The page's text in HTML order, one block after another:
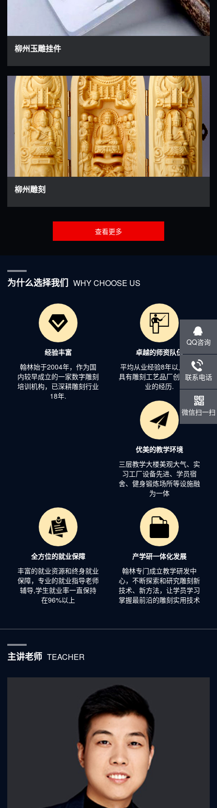
柳州玉雕挂件
柳州雕刻
查看更多
为什么选择我们 WHY CHOOSE US
经验丰富
翰林始于2004年，作为国
内较早成立的一家数字雕刻
培训机构，已深耕雕刻行业
18年.
卓越的师资队伍
平均从业经验8年以上，均
具有雕刻工艺品厂创业和从
业的经历.
优美的教学环境
三层教学大楼美观大气、实
习工厂设备先进、学员宿
舍、健身锻炼场所等设施融
为一体
全方位的就业保障
丰富的就业资源和终身就业
保障，专业的就业指导老师
辅导,学生就业率一直保持
在96%以上
产学研一体化发展
翰林专门成立教学研发中
心，不断探索和研究雕刻新
技术、新方法，让学员学习
掌握最前沿的雕刻实用技术
主讲老师 TEACHER
QQ咨询
联系电话
微信扫一扫